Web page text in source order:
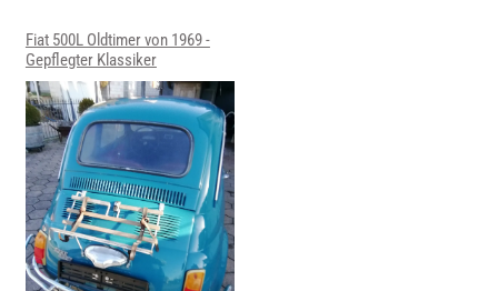
Fiat 500L Oldtimer von 1969 -
Gepflegter Klassiker